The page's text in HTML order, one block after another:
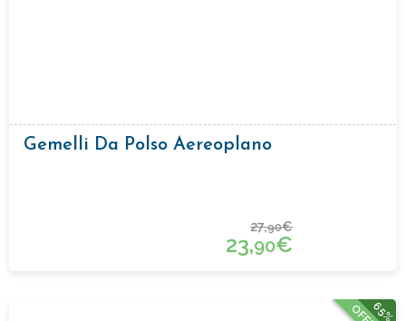
Gemelli Da Polso Aereoplano
27,90€
23,90€
65%